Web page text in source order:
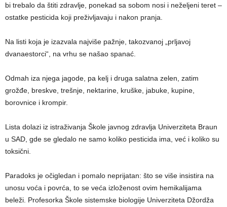
bi trebalo da štiti zdravlje, ponekad sa sobom nosi i neželjeni teret –
ostatke pesticida koji preživljavaju i nakon pranja.
Na listi koja je izazvala najviše pažnje, takozvanoj „prljavoj
dvanaestorci“, na vrhu se našao spanać.
Odmah iza njega jagode, pa kelj i druga salatna zelen, zatim
grožđe, breskve, trešnje, nektarine, kruške, jabuke, kupine,
borovnice i krompir.
Lista dolazi iz istraživanja Škole javnog zdravlja Univerziteta Braun
u SAD, gde se gledalo ne samo koliko pesticida ima, već i koliko su
toksični.
Paradoks je očigledan i pomalo neprijatan: što se više insistira na
unosu voća i povrća, to se veća izloženost ovim hemikalijama
beleži. Profesorka Škole sistemske biologije Univerziteta Džordža